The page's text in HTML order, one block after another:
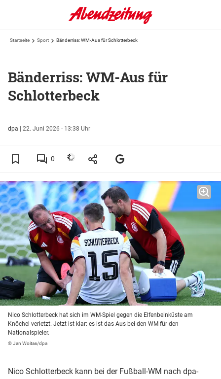
Startseite Sport Bänderriss: WM-Aus für Schlotterbeck
Bänderriss: WM-Aus für
Schlotterbeck
dpa | 22. Juni 2026 - 13:38 Uhr
0
Nico Schlotterbeck hat sich im WM-Spiel gegen die Elfenbeinküste am
Knöchel verletzt. Jetzt ist klar: es ist das Aus bei den WM für den
Nationalspieler.
© Jan Woitas/dpa
Nico Schlotterbeck kann bei der Fußball-WM nach dpa-